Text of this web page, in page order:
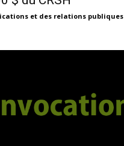
et des relations publiques